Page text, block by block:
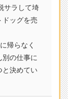
サラして埼
ドッグを売
帰らなく
の仕事に
と決めてい